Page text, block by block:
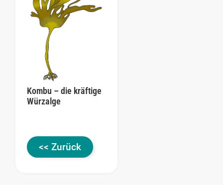
Kombu – die kräftige
Würzalge
<< Zurück